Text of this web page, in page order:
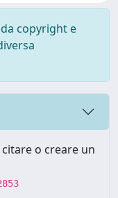
copyright e
o creare un